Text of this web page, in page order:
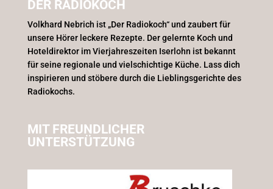
DER RADIOKOCH
Volkhard Nebrich ist „Der Radiokoch“ und zaubert für
unsere Hörer leckere Rezepte. Der gelernte Koch und
Hoteldirektor im Vierjahreszeiten Iserlohn ist bekannt
für seine regionale und vielschichtige Küche. Lass dich
inspirieren und stöbere durch die Lieblingsgerichte des
Radiokochs.
MIT FREUNDLICHER
UNTERSTÜTZUNG